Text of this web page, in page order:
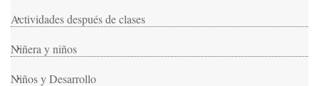
Actividades después de clases
Niñera y niños
Niños y Desarrollo